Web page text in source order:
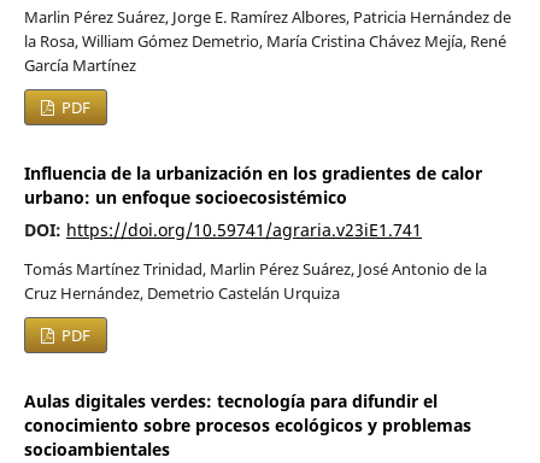
Marlin Pérez Suárez, Jorge E. Ramírez Albores, Patricia Hernández de
la Rosa, William Gómez Demetrio, María Cristina Chávez Mejía, René
García Martínez
PDF
Influencia de la urbanización en los gradientes de calor
urbano: un enfoque socioecosistémico
DOI: https://doi.org/10.59741/agraria.v23iE1.741
Tomás Martínez Trinidad, Marlin Pérez Suárez, José Antonio de la
Cruz Hernández, Demetrio Castelán Urquiza
PDF
Aulas digitales verdes: tecnología para difundir el
conocimiento sobre procesos ecológicos y problemas
socioambientales